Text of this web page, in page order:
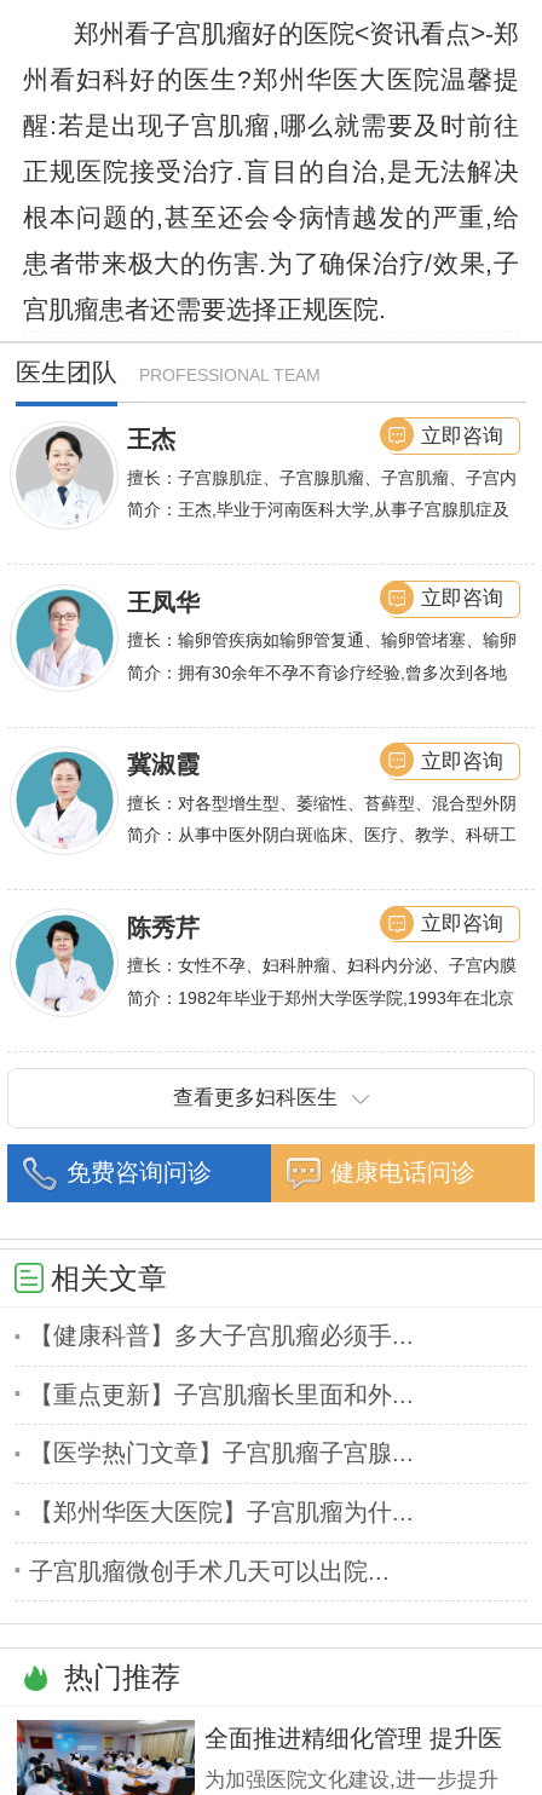
郑州看子宫肌瘤好的医院<资讯看点>-郑
州看妇科好的医生?郑州华医大医院温馨提
醒:若是出现子宫肌瘤,哪么就需要及时前往
正规医院接受治疗.盲目的自治,是无法解决
根本问题的,甚至还会令病情越发的严重,给
患者带来极大的伤害.为了确保治疗/效果,子
宫肌瘤患者还需要选择正规医院.
医生团队 PROFESSIONAL TEAM
王杰
擅长：子宫腺肌症、子宫腺肌瘤、子宫肌瘤、子宫内
膜异位症等,长年致力于妇科微创手术及显微妇科手
卵管堵塞、输卵管复通、输卵管粘连等女性输卵管性
不孕及子宫性不孕、多囊卵巢等都有丰富诊疗经验
简介：王杰,毕业于河南医科大学,从事子宫腺肌症及
立即咨询
王凤华
擅长：输卵管疾病如输卵管复通、输卵管堵塞、输卵
管积水、输卵管粘连；盆腔粘连、宫腔粘连、多囊卵
简介：拥有30余年不孕不育诊疗经验,曾多次到各地
立即咨询
冀淑霞
擅长：对各型增生型、萎缩性、苔藓型、混合型外阴
白斑的诊治
简介：从事中医外阴白斑临床、医疗、教学、科研工
立即咨询
陈秀芹
擅长：女性不孕、妇科肿瘤、妇科内分泌、子宫内膜
异位症、多囊卵巢等疾病的诊治,宫腹腔镜手术,盆底
简介：1982年毕业于郑州大学医学院,1993年在北京
立即咨询
查看更多妇科医生
免费咨询问诊 健康电话问诊
相关文章
【健康科普】多大子宫肌瘤必须手...
【重点更新】子宫肌瘤长里面和外...
【医学热门文章】子宫肌瘤子宫腺...
【郑州华医大医院】子宫肌瘤为什...
子宫肌瘤微创手术几天可以出院...
热门推荐
全面推进精细化管理 提升医
疗服
为加强医院文化建设,进一步提升